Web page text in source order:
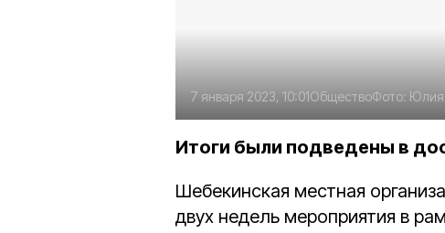
7 января 2023, 10:01ОбществоФото: Юлия
Итоги были подведены в
Шебекинская местная
двух недель мероприятия в